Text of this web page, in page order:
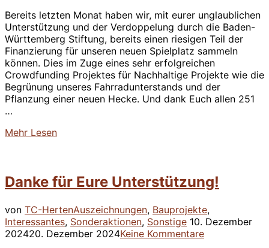
Bereits letzten Monat haben wir, mit eurer unglaublichen
Unterstützung und der Verdoppelung durch die Baden-
Württemberg Stiftung, bereits einen riesigen Teil der
Finanzierung für unseren neuen Spielplatz sammeln
können. Dies im Zuge eines sehr erfolgreichen
Crowdfunding Projektes für Nachhaltige Projekte wie die
Begrünung unseres Fahrradunterstands und der
Pflanzung einer neuen Hecke. Und dank Euch allen 251
…
Mehr über
unseren
Spielplatzbau”
Lesen
Danke für Eure Unterstützung!
von TC-HertenAuszeichnungen, Bauprojekte,
Interessantes, Sonderaktionen, SonstigeVeröffentlicht
am
10. Dezember
202420. Dezember 2024Keine Kommentare